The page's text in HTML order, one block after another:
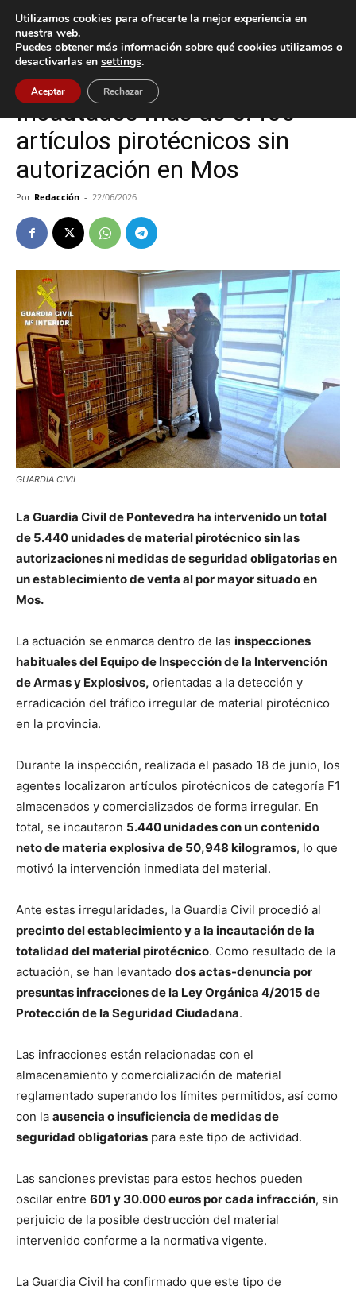
Inicio Mos
Mos Sucesos
Incautados más de 5.400
artículos pirotécnicos sin
autorización en Mos
Por Redacción - 22/06/2026
GUARDIA CIVIL
La Guardia Civil de Pontevedra ha intervenido un total
de 5.440 unidades de material pirotécnico sin las
autorizaciones ni medidas de seguridad obligatorias en
un establecimiento de venta al por mayor situado en
Mos.
La actuación se enmarca dentro de las inspecciones
habituales del Equipo de Inspección de la Intervención
de Armas y Explosivos, orientadas a la detección y
erradicación del tráfico irregular de material pirotécnico
en la provincia.
Durante la inspección, realizada el pasado 18 de junio, los
agentes localizaron artículos pirotécnicos de categoría F1
almacenados y comercializados de forma irregular. En
total, se incautaron 5.440 unidades con un contenido
neto de materia explosiva de 50,948 kilogramos, lo que
motivó la intervención inmediata del material.
Ante estas irregularidades, la Guardia Civil procedió al
precinto del establecimiento y a la incautación de la
totalidad del material pirotécnico. Como resultado de la
actuación, se han levantado dos actas-denuncia por
presuntas infracciones de la Ley Orgánica 4/2015 de
Protección de la Seguridad Ciudadana.
Las infracciones están relacionadas con el
almacenamiento y comercialización de material
reglamentado superando los límites permitidos, así como
con la ausencia o insuficiencia de medidas de
seguridad obligatorias para este tipo de actividad.
Las sanciones previstas para estos hechos pueden
oscilar entre 601 y 30.000 euros por cada infracción, sin
perjuicio de la posible destrucción del material
intervenido conforme a la normativa vigente.
La Guardia Civil ha confirmado que este tipo de
Utilizamos cookies para ofrecerte la mejor experiencia en
nuestra web.
Puedes obtener más información sobre qué cookies utilizamos o
desactivarlas en settings.
Aceptar Rechazar